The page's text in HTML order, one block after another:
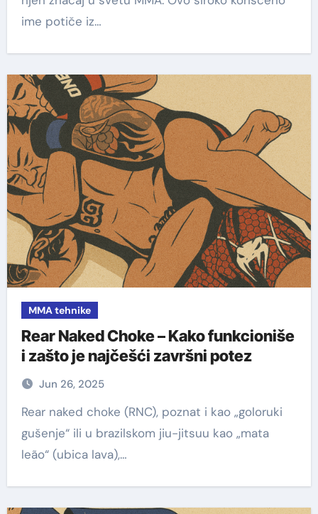
ime potiče iz…
MMA tehnike
Rear Naked Choke – Kako funkcioniše
i zašto je najčešći završni potez
Jun 26, 2025
Rear naked choke (RNC), poznat i kao „goloruki
gušenje“ ili u brazilskom jiu-jitsuu kao „mata
leão“ (ubica lava),…